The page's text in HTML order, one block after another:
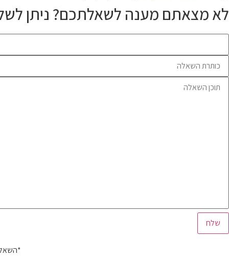
לא מצאתם מענה לשאלתכם? ניתן